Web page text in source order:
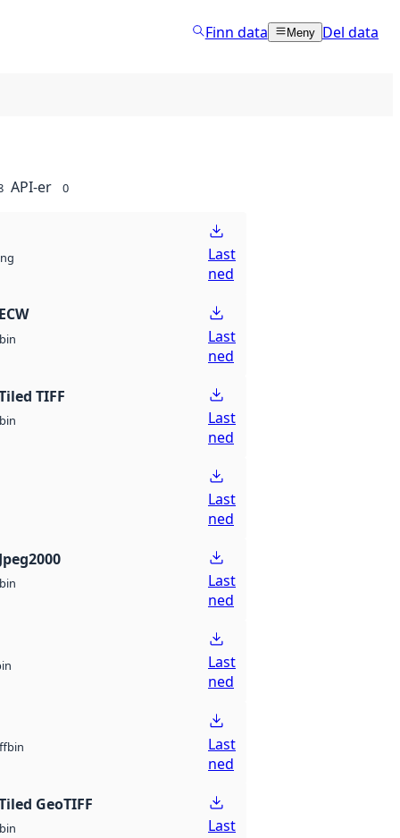
Finn data Meny Del data
API-er 0
Last
ned
bin
Last
ned
TIFF
bin
Last
ned
Last
ned
bin
Last
ned
Last
ned
bin
Last
ned
GeoTIFF
bin
Last